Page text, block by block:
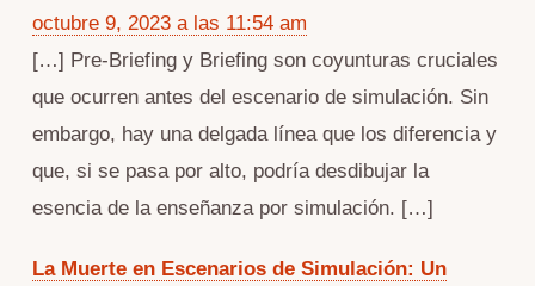
octubre 9, 2023 a las 11:54 am
[…] Pre-Briefing y Briefing son coyunturas cruciales
que ocurren antes del escenario de simulación. Sin
embargo, hay una delgada línea que los diferencia y
que, si se pasa por alto, podría desdibujar la
esencia de la enseñanza por simulación. […]
La Muerte en Escenarios de Simulación: Un